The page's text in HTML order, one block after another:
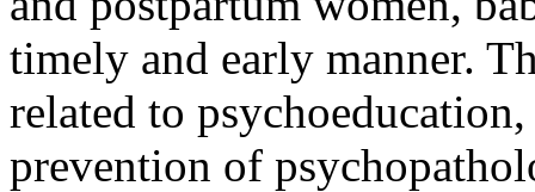
timely and early manner.
related to
prevention of